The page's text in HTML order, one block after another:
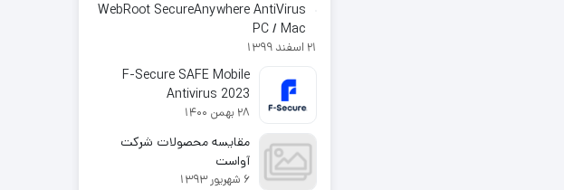
WebRoot SecureAnywhere AntiVirus
PC / Mac
21 اسفند 1399
F-Secure SAFE Mobile
Antivirus 2023
28 بهمن 1400
مقایسه محصولات شرکت
آواست
6 شهریور 1393